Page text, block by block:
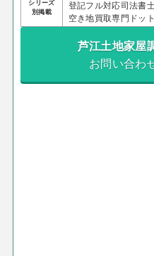
シリーズ
別掲載
登記フル対応司法書
空き地買取専門ドッ
芦江土地家屋
お問い合わ